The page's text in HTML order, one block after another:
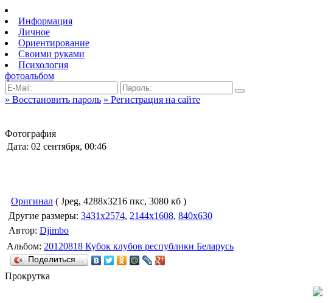
Информация
Личное
Ориентирование
Своими руками
Психология
фотоальбом
» Восстановить пароль » Регистрация на сайте
Фотография
Дата: 02 сентября, 00:46
Оригинал ( Jpeg, 4288x3216 пкс, 3080 кб )
Другие размеры: 3431x2574, 2144x1608, 840x630
Автор: Djimbo
Альбом: 20120818 Кубок клубов республики Беларусь
Поделиться…
Прокрутка